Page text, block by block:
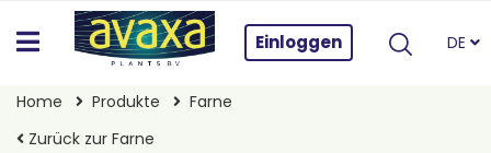
Einloggen DE
Home Produkte
Farne
Zurück zur Farne